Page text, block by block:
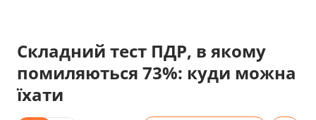
Складний тест ПДР, в якому
помиляються 73%: куди можна
їхати